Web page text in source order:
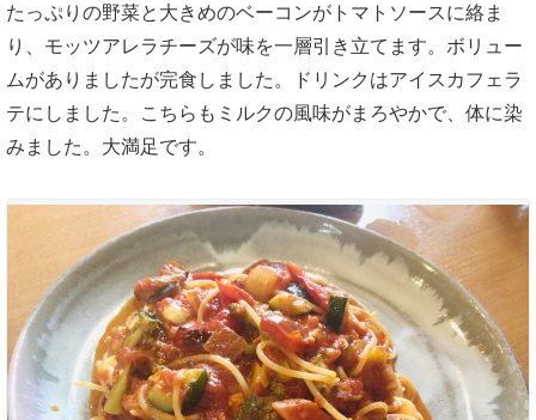
たっぷりの野菜と大きめのベーコンがトマトソースに絡ま
り、モッツアレラチーズが味を一層引き立てます。ボリュー
ムがありましたが完食しました。ドリンクはアイスカフェラ
テにしました。こちらもミルクの風味がまろやかで、体に染
みました。大満足です。